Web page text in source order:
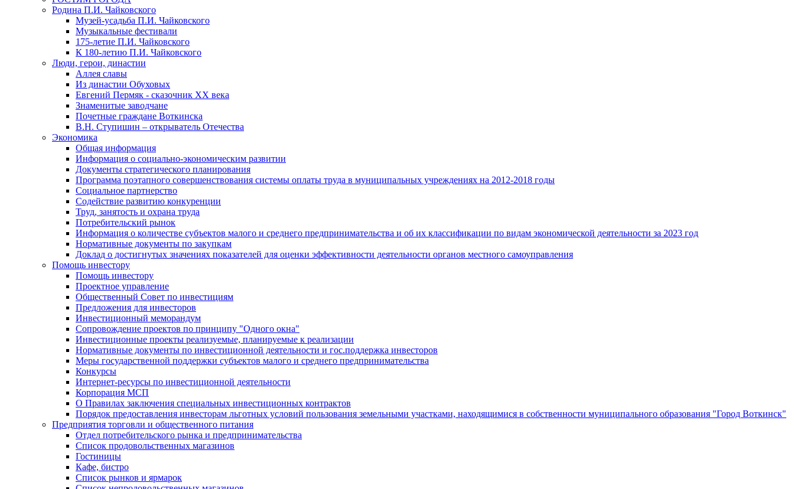
Родина П.И. Чайковского
Музей-усадьба П.И. Чайковского
Музыкальные фестивали
175-летие П.И. Чайковского
К 180-летию П.И. Чайковского
Люди, герои, династии
Аллея славы
Из династии Обуховых
Евгений Пермяк - сказочник XX века
Знаменитые заводчане
Почетные граждане Воткинска
В.Н. Ступишин – открыватель Отечества
Экономика
Общая информация
Информация о социально-экономическим развитии
Документы стратегического планирования
Программа поэтапного совершенствования системы оплаты труда в муниципальных учреждениях на 2012-2018 годы
Социальное партнерство
Содействие развитию конкуренции
Труд, занятость и охрана труда
Потребительский рынок
Информация о количестве субъектов малого и среднего предпринимательства и об их классификации по видам экономической деятельности за 2023 год
Нормативные документы по закупкам
Доклад о достигнутых значениях показателей для оценки эффективности деятельности органов местного самоуправления
Помощь инвестору
Помощь инвестору
Проектное управление
Общественный Совет по инвестициям
Предложения для инвесторов
Инвестиционный меморандум
Сопровождение проектов по принципу "Oдного окна"
Инвестиционные проекты реализуемые, планируемые к реализации
Нормативные документы по инвестиционной деятельности и гос.поддержка инвесторов
Меры государственной поддержки субъектов малого и среднего предпринимательства
Конкурсы
Интернет-ресурсы по инвестиционной деятельности
Корпорация МСП
О Правилах заключения специальных инвестиционных контрактов
Порядок предоставления инвесторам льготных условий пользования земельными участками, находящимися в собственности муниципального образования "Город Воткинск"
Предприятия торговли и общественного питания
Отдел потребительского рынка и предпринимательства
Список продовольственных магазинов
Гостиницы
Кафе, бистро
Cписок рынков и ярмарок